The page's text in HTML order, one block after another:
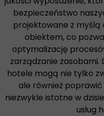
bezpieczeństwo
projektowane z myślą
obiektem, co
optymalizację
zarządzanie zasobami.
hotele mogą nie tylko
ale również
niezwykle istotne w
usług